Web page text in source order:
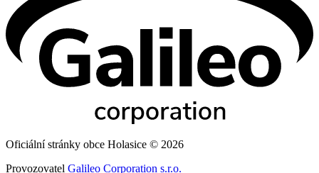
Oficiální stránky obce Holasice © 2026
Provozovatel Galileo Corporation s.r.o.